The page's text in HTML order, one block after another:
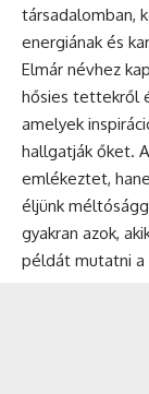
társadalomban,
energiának és
Elmár névhez
hősies tettekről
amelyek
hallgatják őket.
emlékeztet,
éljünk
gyakran azok,
példát mutatni a